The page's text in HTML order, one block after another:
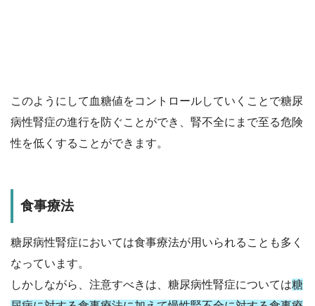
このようにして血糖値をコントロールしていくことで糖尿
病性腎症の進行を防ぐことができ、腎不全にまで至る危険
性を低くすることができます。
食事療法
糖尿病性腎症においては食事療法が用いられることも多く
なっています。
しかしながら、注意すべきは、糖尿病性腎症については糖